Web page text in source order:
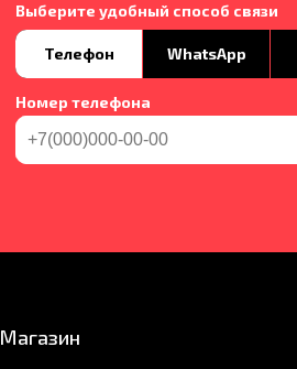
Выберите удобный способ связи
Телефон WhatsApp
Номер телефона
Магазин